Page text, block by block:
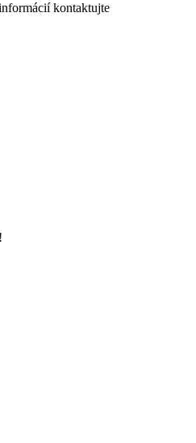
kontaktujte